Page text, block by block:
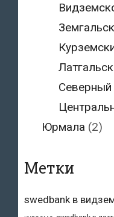
Северный
Юрмала (2)
Метки
swedbank в